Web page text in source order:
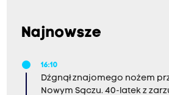
Najnowsze
16:10
Dźgnął znajomego nożem
Nowym Sączu. 40-latek z